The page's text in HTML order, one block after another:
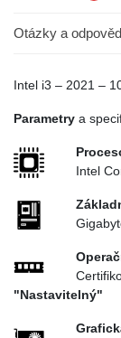
Otázky a
Intel i3 – 2021 –
Parametry a
Intel
"Nastavitelný"